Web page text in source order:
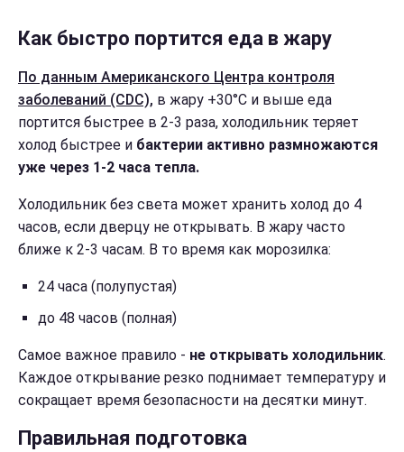
Как быстро портится еда в жару
По данным Американского Центра контроля
заболеваний (CDC), в жару +30°C и выше еда
портится быстрее в 2-3 раза, холодильник теряет
холод быстрее и бактерии активно размножаются
уже через 1-2 часа тепла.
Холодильник без света может хранить холод до 4
часов, если дверцу не открывать. В жару часто
ближе к 2-3 часам. В то время как морозилка:
24 часа (полупустая)
до 48 часов (полная)
Самое важное правило - не открывать холодильник.
Каждое открывание резко поднимает температуру и
сокращает время безопасности на десятки минут.
Правильная подготовка